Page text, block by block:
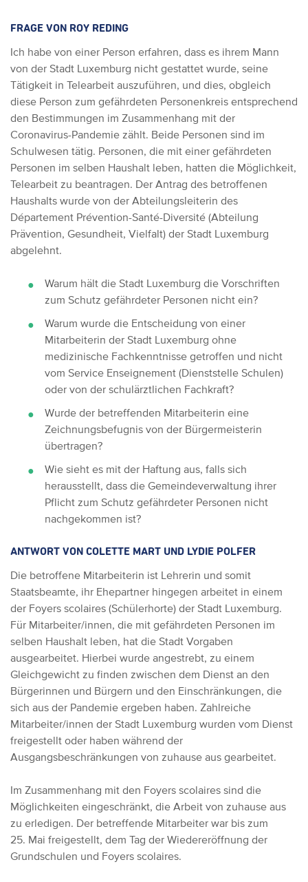
FRAGE VON ROY REDING
Ich habe von einer Person erfahren, dass es ihrem Mann
von der Stadt Luxemburg nicht gestattet wurde, seine
Tätigkeit in Telearbeit auszuführen, und dies, obgleich
diese Person zum gefährdeten Personenkreis entsprechend
den Bestimmungen im Zusammenhang mit der
Coronavirus-Pandemie zählt. Beide Personen sind im
Schulwesen tätig. Personen, die mit einer gefährdeten
Personen im selben Haushalt leben, hatten die Möglichkeit,
Telearbeit zu beantragen. Der Antrag des betroffenen
Haushalts wurde von der Abteilungsleiterin des
Département Prévention-Santé-Diversité (Abteilung
Prävention, Gesundheit, Vielfalt) der Stadt Luxemburg
abgelehnt.
Warum hält die Stadt Luxemburg die Vorschriften
zum Schutz gefährdeter Personen nicht ein?
Warum wurde die Entscheidung von einer
Mitarbeiterin der Stadt Luxemburg ohne
medizinische Fachkenntnisse getroffen und nicht
vom Service Enseignement (Dienststelle Schulen)
oder von der schulärztlichen Fachkraft?
Wurde der betreffenden Mitarbeiterin eine
Zeichnungsbefugnis von der Bürgermeisterin
übertragen?
Wie sieht es mit der Haftung aus, falls sich
herausstellt, dass die Gemeindeverwaltung ihrer
Pflicht zum Schutz gefährdeter Personen nicht
nachgekommen ist?
ANTWORT VON COLETTE MART UND LYDIE POLFER
Die betroffene Mitarbeiterin ist Lehrerin und somit
Staatsbeamte, ihr Ehepartner hingegen arbeitet in einem
der Foyers scolaires (Schülerhorte) der Stadt Luxemburg.
Für Mitarbeiter/innen, die mit gefährdeten Personen im
selben Haushalt leben, hat die Stadt Vorgaben
ausgearbeitet. Hierbei wurde angestrebt, zu einem
Gleichgewicht zu finden zwischen dem Dienst an den
Bürgerinnen und Bürgern und den Einschränkungen, die
sich aus der Pandemie ergeben haben. Zahlreiche
Mitarbeiter/innen der Stadt Luxemburg wurden vom Dienst
freigestellt oder haben während der
Ausgangsbeschränkungen von zuhause aus gearbeitet.
Im Zusammenhang mit den Foyers scolaires sind die
Möglichkeiten eingeschränkt, die Arbeit von zuhause aus
zu erledigen. Der betreffende Mitarbeiter war bis zum
25. Mai freigestellt, dem Tag der Wiedereröffnung der
Grundschulen und Foyers scolaires.